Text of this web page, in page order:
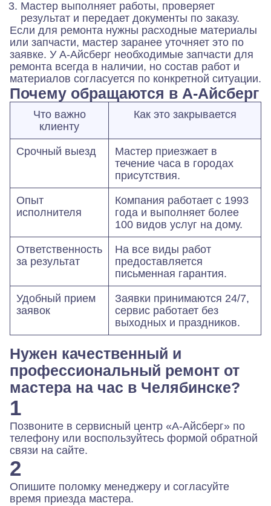
Мастер выполняет работы, проверяет
результат и передает документы по заказу.
Если для ремонта нужны расходные материалы
или запчасти, мастер заранее уточняет это по
заявке. У А-Айсберг необходимые запчасти для
ремонта всегда в наличии, но состав работ и
материалов согласуется по конкретной ситуации.
Почему обращаются в А-Айсберг
Что важно
клиенту
Как это закрывается
Срочный выезд
Мастер приезжает в
течение часа в городах
присутствия.
Опыт
исполнителя
Компания работает с 1993
года и выполняет более
100 видов услуг на дому.
Ответственность
за результат
На все виды работ
предоставляется
письменная гарантия.
Удобный прием
заявок
Заявки принимаются 24/7,
сервис работает без
выходных и праздников.
Нужен качественный и
профессиональный ремонт от
мастера на час в Челябинске?
1
Позвоните в сервисный центр «А-Айсберг» по
телефону или воспользуйтесь формой обратной
связи на сайте.
2
Опишите поломку менеджеру и согласуйте
время приезда мастера.